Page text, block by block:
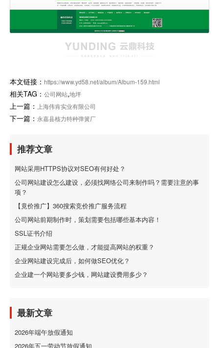
本文链接： https://www.yd58.net/album/Album-159.html
相关TAG： 公司网站,地坪
上一篇： 上海伟肯实业有限公司
下一篇： 永嘉县核力特种弹簧厂
推荐文章
网站采用HTTPS协议对SEO有何好处？
公司网站建设怎么建设，必须找网络公司来制作吗？需要注意的事
项？
【竟价推广】360搜索竞价推广服务流程
公司网站前期制作时，策划需要包括哪些基本内容！
SSL证书介绍
正规企业网站需要怎么做，才能提高网站的权重？
企业网站建设完成后，如何做SEO优化？
企业建一个网站要多少钱，网站建设费用多少？
最新文章
2026年端午放假通知
2026年五一劳动节放假通知